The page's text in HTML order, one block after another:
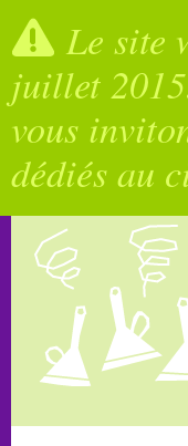
Le site
juillet
vous
dédiés au